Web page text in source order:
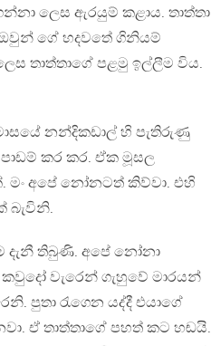
ලෙස ඇරයුම් කළාය. තාත්තා
ගේ හදවතේ ගිනියම්
තාත්තාගේ පළමු ඉල්ලීම විය.
නන්දිකඩාල් හි පැතිරුණු
කර කර. ඒක මූසල
මං අපේ නෝනටත් කිව්වා. එහි
බැවිනි.
දැනී තිබුණි. අපේ නෝනා
වැරෙන් ගැහුවේ මාරයන්
පුතා රැගෙන යද්දී එයාගේ
ඒ තාත්තාගේ පහත් කට හඬයි.